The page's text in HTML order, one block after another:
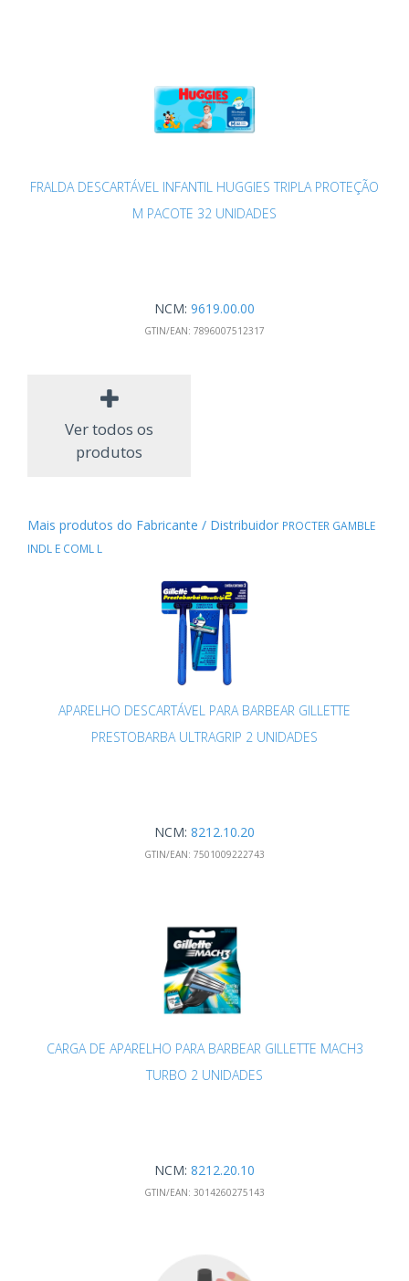
FRALDA DESCARTÁVEL INFANTIL HUGGIES TRIPLA PROTEÇÃO
M PACOTE 32 UNIDADES
NCM: 9619.00.00
GTIN/EAN: 7896007512317
Ver todos os
produtos
Mais produtos do Fabricante / Distribuidor PROCTER GAMBLE
INDL E COML L
APARELHO DESCARTÁVEL PARA BARBEAR GILLETTE
PRESTOBARBA ULTRAGRIP 2 UNIDADES
NCM: 8212.10.20
GTIN/EAN: 7501009222743
CARGA DE APARELHO PARA BARBEAR GILLETTE MACH3
TURBO 2 UNIDADES
NCM: 8212.20.10
GTIN/EAN: 3014260275143